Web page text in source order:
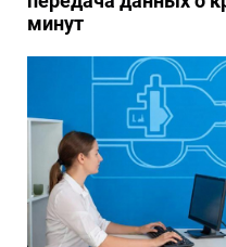
минут